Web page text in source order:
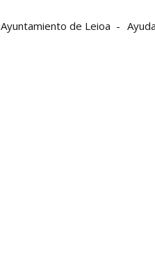
Ayuntamiento de Leioa